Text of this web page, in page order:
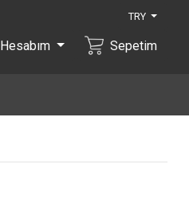
TRY
Hesabım Sepetim